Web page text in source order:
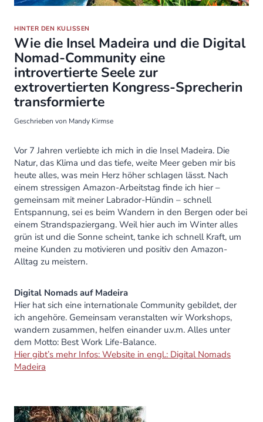
HINTER DEN KULISSEN
Wie die Insel Madeira und die Digital
Nomad-Community eine
introvertierte Seele zur
extrovertierten Kongress-Sprecherin
transformierte
Geschrieben von Mandy Kirmse
Vor 7 Jahren verliebte ich mich in die Insel Madeira. Die
Natur, das Klima und das tiefe, weite Meer geben mir bis
heute alles, was mein Herz höher schlagen lässt. Nach
einem stressigen Amazon-Arbeitstag finde ich hier –
gemeinsam mit meiner Labrador-Hündin – schnell
Entspannung, sei es beim Wandern in den Bergen oder bei
einem Strandspaziergang. Weil hier auch im Winter alles
grün ist und die Sonne scheint, tanke ich schnell Kraft, um
meine Kunden zu motivieren und positiv den Amazon-
Alltag zu meistern.
Digital Nomads auf Madeira
Hier hat sich eine internationale Community gebildet, der
ich angehöre. Gemeinsam veranstalten wir Workshops,
wandern zusammen, helfen einander u.v.m. Alles unter
dem Motto: Best Work Life-Balance.
Hier gibt’s mehr Infos: Website in engl.: Digital Nomads
Madeira